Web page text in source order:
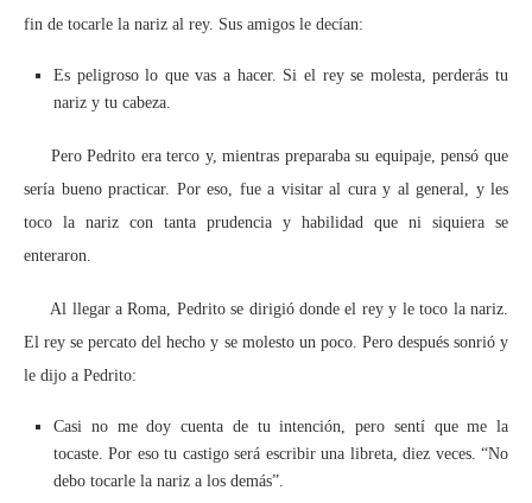
fin de tocarle la nariz al rey. Sus amigos le decían:
Es peligroso lo que vas a hacer. Si el rey se molesta, perderás tu
nariz y tu cabeza.
Pero Pedrito era terco y, mientras preparaba su equipaje, pensó que
sería bueno practicar. Por eso, fue a visitar al cura y al general, y les
toco la nariz con tanta prudencia y habilidad que ni siquiera se
enteraron.
Al llegar a Roma, Pedrito se dirigió donde el rey y le toco la nariz.
El rey se percato del hecho y se molesto un poco. Pero después sonrió y
le dijo a Pedrito:
Casi no me doy cuenta de tu intención, pero sentí que me la
tocaste. Por eso tu castigo será escribir una libreta, diez veces. “No
debo tocarle la nariz a los demás”.